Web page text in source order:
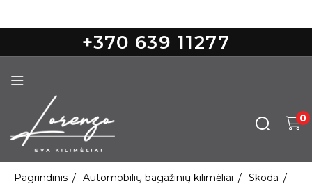
+370 639 11277
0
Pagrindinis Automobilių bagažinių kilimėliai
Skoda